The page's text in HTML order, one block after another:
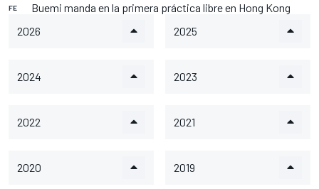
FE
Buemi manda en la primera práctica libre en Hong Kong
2026
2025
2024 2023
2022 2021
2020 2019